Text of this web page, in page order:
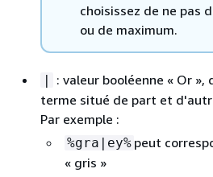
choisissez de ne pas
ou de maximum.
|
: valeur booléenne « Or »,
terme situé de part et
Par exemple :
%gra|ey% peut
« gris »